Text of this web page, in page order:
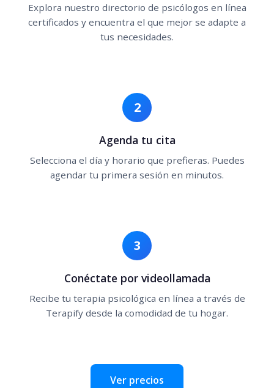
Explora nuestro directorio de psicólogos en línea
certificados y encuentra el que mejor se adapte a
tus necesidades.
2
Agenda tu cita
Selecciona el día y horario que prefieras. Puedes
agendar tu primera sesión en minutos.
3
Conéctate por videollamada
Recibe tu terapia psicológica en línea a través de
Terapify desde la comodidad de tu hogar.
Ver precios